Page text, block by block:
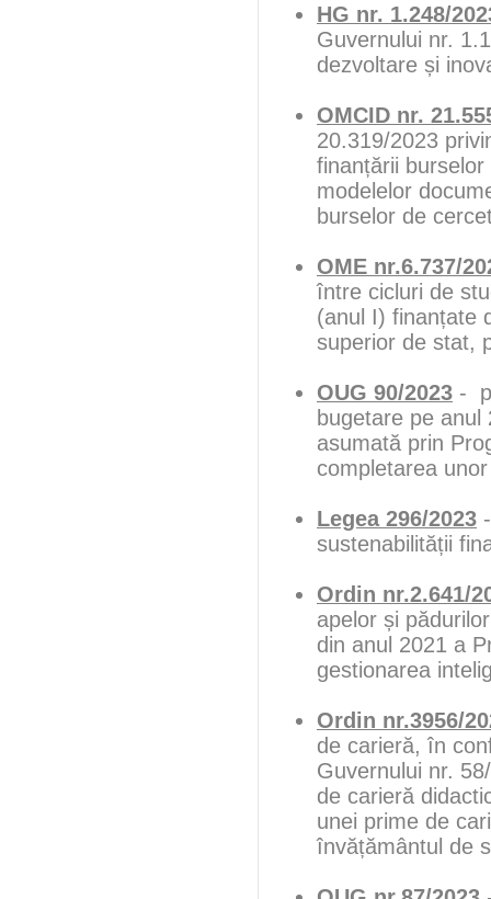
HG nr. 1.248/
Guvernului nr.
dezvoltare și
OMCID nr.
20.319/2023
finanțării
modelelor
burselor de
OME nr.6.737/
între cicluri de
(anul I) finanțate
superior de stat,
OUG 90/2023 -
bugetare pe
asumată prin
completarea
Legea 296/2023
sustenabilității
Ordin nr.2.641/
apelor și
din anul 2021 a
gestionarea
Ordin nr.3956/
de carieră, în
Guvernului nr.
de carieră
unei prime de
învățământul de